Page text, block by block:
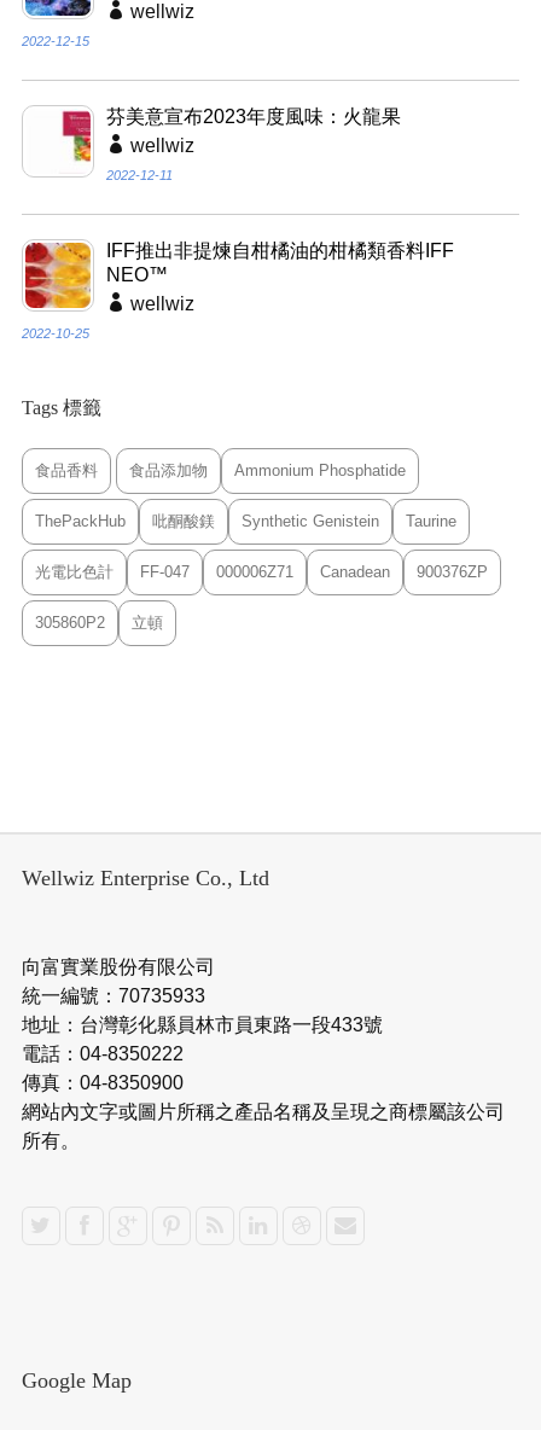
wellwiz
2022-12-15
芬美意宣布2023年度風味：火龍果
wellwiz
2022-12-11
IFF推出非提煉自柑橘油的柑橘類香料IFF
NEO™
wellwiz
2022-10-25
Tags 標籤
食品香料 食品添加物 Ammonium Phosphatide
ThePackHub 吡酮酸鎂 Synthetic Genistein Taurine
光電比色計 FF-047 000006Z71 Canadean 900376ZP
305860P2 立頓
Wellwiz Enterprise Co., Ltd
向富實業股份有限公司
統一編號：70735933
地址：台灣彰化縣員林市員東路一段433號
電話：04-8350222
傳真：04-8350900
網站內文字或圖片所稱之產品名稱及呈現之商標屬該公司
所有。
Google Map